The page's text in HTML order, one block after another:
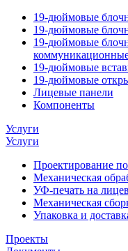
19-дюймовые
19-дюймовые
19-дюймовые
19-дюймовые
19-дюймовые
Лицевые панели
Компоненты
Услуги
Услуги
Проектирование
Механическая
УФ-печать на
Механическая
Упаковка и
Проекты